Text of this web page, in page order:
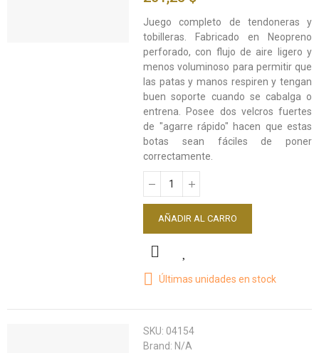
Juego completo de tendoneras y
tobilleras. Fabricado en Neopreno
perforado, con flujo de aire ligero y
menos voluminoso para permitir que
las patas y manos respiren y tengan
buen soporte cuando se cabalga o
entrena. Posee dos velcros fuertes
de "agarre rápido" hacen que estas
botas sean fáciles de poner
correctamente.
AÑADIR AL CARRO
Últimas unidades en stock
SKU: 04154
Brand: N/A